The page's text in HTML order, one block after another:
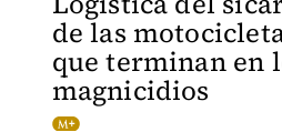
de las
que terminan en
magnicidios